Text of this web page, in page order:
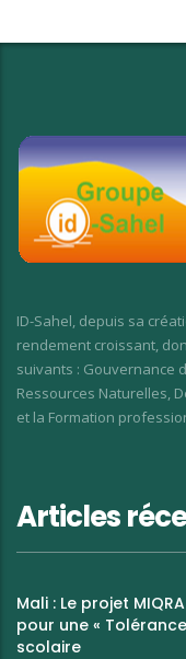
ID-Sahel, depuis sa
rendement croissant,
suivants : Gouvernance
Ressources Naturelles,
et la Formation
Articles
Mali : Le projet
pour une «
scolaire